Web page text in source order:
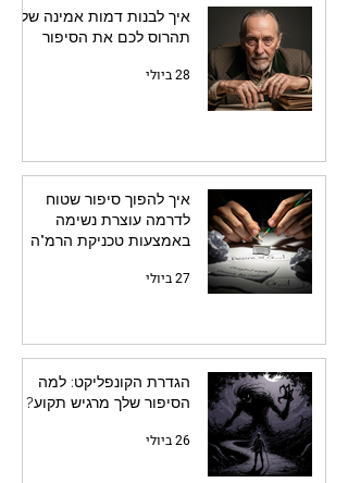
איך לבנות דמות אמינה שלא
תהרוס לכם את הסיפור
28 ביולי
איך להפוך סיפור שטוח
לדרמה עוצרת נשימה
באמצעות טכניקת הרמ"ה
27 ביולי
הגדרת הקונפליקט: למה
הסיפור שלך מרגיש תקוע?
26 ביולי